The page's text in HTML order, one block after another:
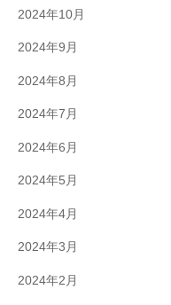
2024年10月
2024年9月
2024年8月
2024年7月
2024年6月
2024年5月
2024年4月
2024年3月
2024年2月